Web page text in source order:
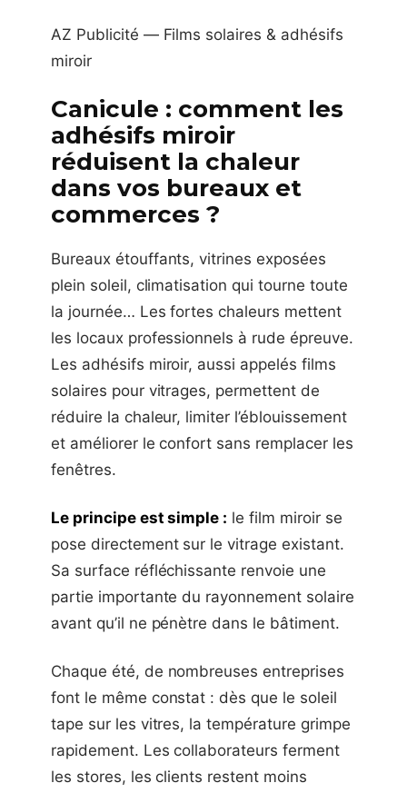
AZ Publicité — Films solaires & adhésifs
miroir
Canicule : comment les
adhésifs miroir
réduisent la chaleur
dans vos bureaux et
commerces ?
Bureaux étouffants, vitrines exposées
plein soleil, climatisation qui tourne toute
la journée… Les fortes chaleurs mettent
les locaux professionnels à rude épreuve.
Les adhésifs miroir, aussi appelés films
solaires pour vitrages, permettent de
réduire la chaleur, limiter l’éblouissement
et améliorer le confort sans remplacer les
fenêtres.
Le principe est simple : le film miroir se
pose directement sur le vitrage existant.
Sa surface réfléchissante renvoie une
partie importante du rayonnement solaire
avant qu’il ne pénètre dans le bâtiment.
Chaque été, de nombreuses entreprises
font le même constat : dès que le soleil
tape sur les vitres, la température grimpe
rapidement. Les collaborateurs ferment
les stores, les clients restent moins